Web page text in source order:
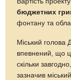
бюджетних
фонтану та
Міський голова
впевнений, що
скільки
зазначив